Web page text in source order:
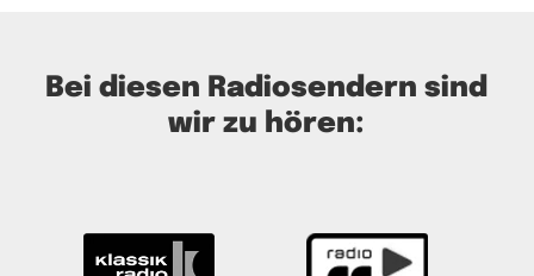
Bei diesen Radiosendern sind
wir zu hören: